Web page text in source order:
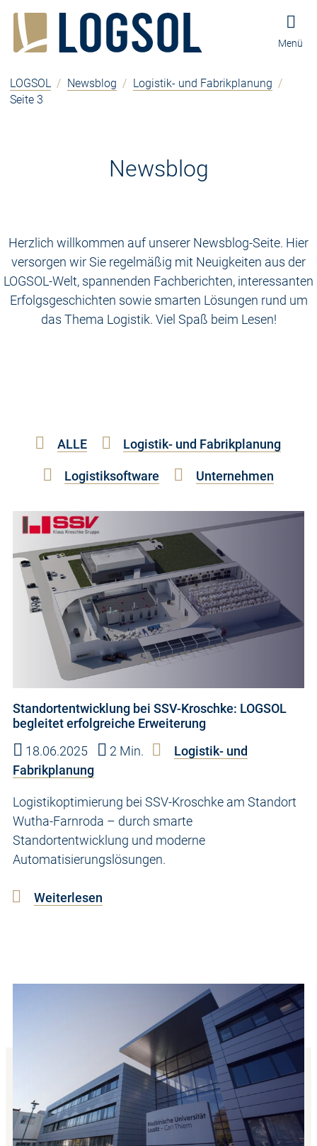
Menü
LOGSOL / Newsblog / Logistik- und Fabrikplanung /
Seite 3
Newsblog
Herzlich willkommen auf unserer Newsblog-Seite. Hier
versorgen wir Sie regelmäßig mit Neuigkeiten aus der
LOGSOL-Welt, spannenden Fachberichten, interessanten
Erfolgsgeschichten sowie smarten Lösungen rund um
das Thema Logistik. Viel Spaß beim Lesen!
ALLE Logistik- und Fabrikplanung
Logistiksoftware Unternehmen
Standortentwicklung bei SSV-Kroschke: LOGSOL
begleitet erfolgreiche Erweiterung
18.06.2025
2 Min.
Logistik- und
Fabrikplanung
Logistikoptimierung bei SSV-Kroschke am Standort
Wutha-Farnroda – durch smarte
Standortentwicklung und moderne
Automatisierungslösungen.
Weiterlesen